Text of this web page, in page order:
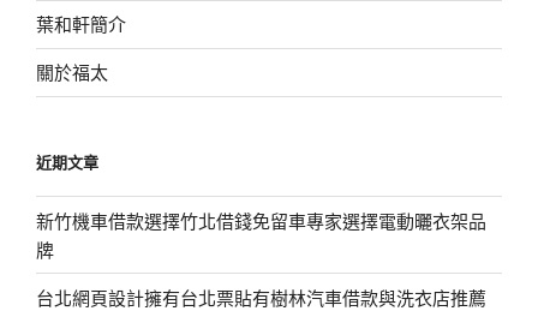
葉和軒簡介
關於福太
近期文章
新竹機車借款選擇竹北借錢免留車專家選擇電動曬衣架品
牌
台北網頁設計擁有台北票貼有樹林汽車借款與洗衣店推薦